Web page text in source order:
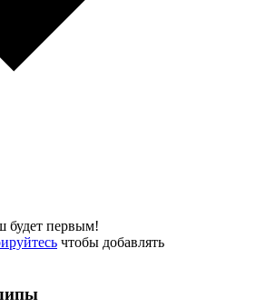
будет первым!
чтобы добавлять